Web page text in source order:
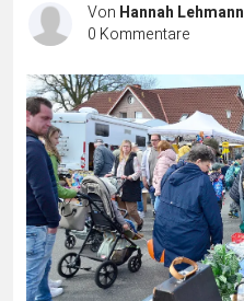
Von Hannah Lehmann
0 Kommentare